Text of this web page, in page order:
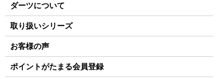
ダーツについて
取り扱いシリーズ
お客様の声
ポイントがたまる会員登録